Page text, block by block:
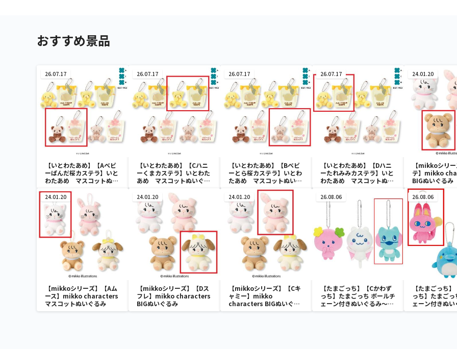
おすすめ景品
26.07.17
【いとわたあめ】【Aベビ
ーぱんだ桜カステラ】いと
わたあめ マスコットぬい
26.07.17
【いとわたあめ】【Cハニ
ーくまカステラ】いとわた
あめ マスコットぬいぐる
26.07.17
【いとわたあめ】【Bベビ
ーとら桜カステラ】いとわ
たあめ マスコットぬいぐ
26.07.17
【いとわたあめ】【Dハニ
ーたれみみカステラ】いと
わたあめ マスコットぬい
24.01.20
【mikkoシリ
テ】mikko
BIGぬいぐるみ
24.01.20
【mikkoシリーズ】【Aム
ース】mikko characters
マスコットぬいぐるみ
24.01.20
【mikkoシリーズ】【Dス
フレ】mikko characters
BIGぬいぐるみ
24.01.20
【mikkoシリーズ】【Cキ
ャミー】mikko
characters BIGぬいぐる
み
26.08.06
【たまごっち】【Cかわず
っち】たまごっち ボールチ
ェーン付きぬいぐるみ～
Tamagotchi Paradise～
26.08.06
【たまごっち
っち】たまご
ェーン付きぬい
Tamagotchi